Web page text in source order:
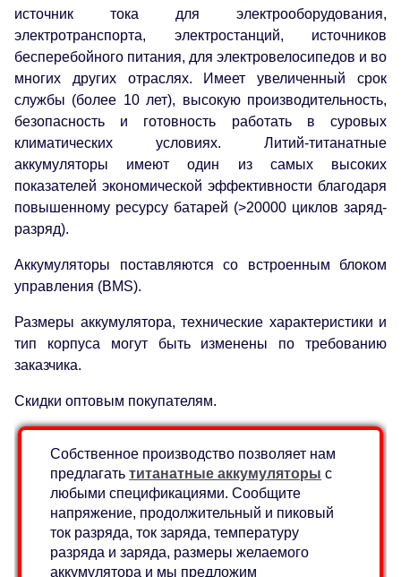
источник тока для электрооборудования,
электротранспорта, электростанций, источников
бесперебойного питания, для электровелосипедов и во
многих других отраслях. Имеет увеличенный срок
службы (более 10 лет), высокую производительность,
безопасность и готовность работать в суровых
климатических условиях. Литий-титанатные
аккумуляторы имеют один из самых высоких
показателей экономической эффективности благодаря
повышенному ресурсу батарей (>20000 циклов заряд-
разряд).
Аккумуляторы поставляются со встроенным блоком
управления (BMS).
Размеры аккумулятора, технические характеристики и
тип корпуса могут быть изменены по требованию
заказчика.
Скидки оптовым покупателям.
Собственное производство позволяет нам
предлагатьтитанатные аккумуляторы с
любыми спецификациями. Сообщите
напряжение, продолжительный и пиковый
ток разряда, ток заряда, температуру
разряда и заряда, размеры желаемого
аккумулятора и мы предложим